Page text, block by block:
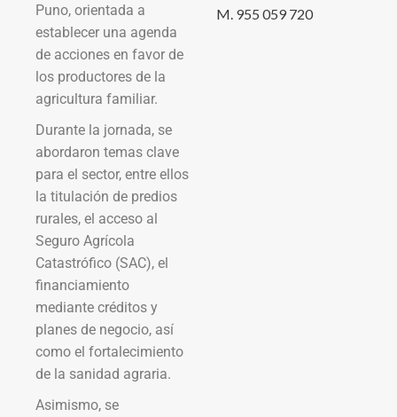
Puno, orientada a
establecer una agenda
de acciones en favor de
los productores de la
agricultura familiar.
Durante la jornada, se
abordaron temas clave
para el sector, entre ellos
la titulación de predios
rurales, el acceso al
Seguro Agrícola
Catastrófico (SAC), el
financiamiento
mediante créditos y
planes de negocio, así
como el fortalecimiento
de la sanidad agraria.
Asimismo, se
M. 955 059 720